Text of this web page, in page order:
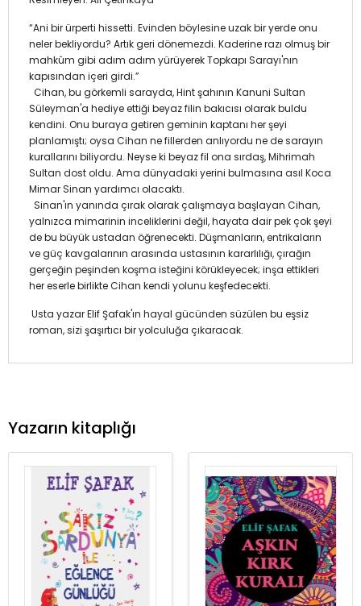
“Ani bir ürperti hissetti. Evinden böylesine uzak bir yerde onu
neler bekliyordu? Artık geri dönemezdi. Kaderine razı olmuş bir
mahkûm gibi adım adım yürüyerek Topkapı Sarayı'nın
kapısından içeri girdi.”
Cihan, bu görkemli sarayda, Hint şahının Kanuni Sultan
Süleyman'a hediye ettiği beyaz filin bakıcısı olarak buldu
kendini. Onu buraya getiren geminin kaptanı her şeyi
planlamıştı; oysa Cihan ne fillerden anlıyordu ne de sarayın
kurallarını biliyordu. Neyse ki beyaz fil ona sırdaş, Mihrimah
Sultan dost oldu. Ama dünyadaki yerini bulmasına asıl Koca
Mimar Sinan yardımcı olacaktı.
Sinan'ın yanında çırak olarak çalışmaya başlayan Cihan,
yalnızca mimarinin inceliklerini değil, hayata dair pek çok şeyi
de bu büyük ustadan öğrenecekti. Düşmanların, entrikaların
ve güç kavgalarının arasında ustasının kararlılığı, çırağın
gerçeğin peşinden koşma isteğini körükleyecek; inşa ettikleri
her eserle birlikte Cihan kendi yolunu keşfedecekti.
Usta yazar Elif Şafak'ın hayal gücünden süzülen bu eşsiz
roman, sizi şaşırtıcı bir yolculuğa çıkaracak.
Yazarın kitaplığı